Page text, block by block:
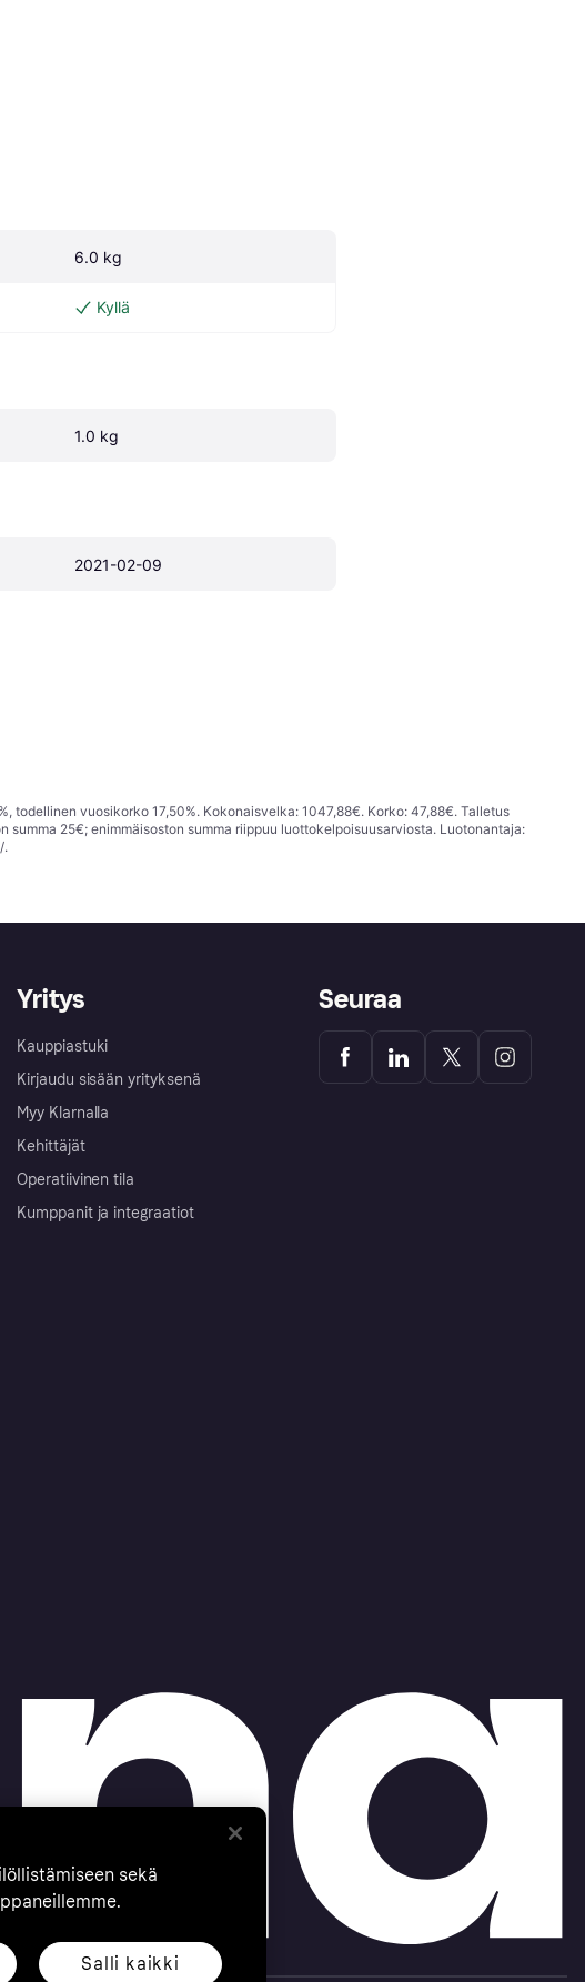
6.0 kg
Kyllä
1.0 kg
2021-02-09
todellinen vuosikorko 17,50%. Kokonaisvelka: 1047,88€. Korko: 47,88€. Talletus
25€; enimmäisoston summa riippuu luottokelpoisuusarviosta. Luotonantaja:
.
Yritys
Kauppiastuki
Kirjaudu sisään yrityksenä
Myy Klarnalla
Kehittäjät
Operatiivinen tila
Kumppanit ja integraatiot
Seuraa
sekä
Salli kaikki